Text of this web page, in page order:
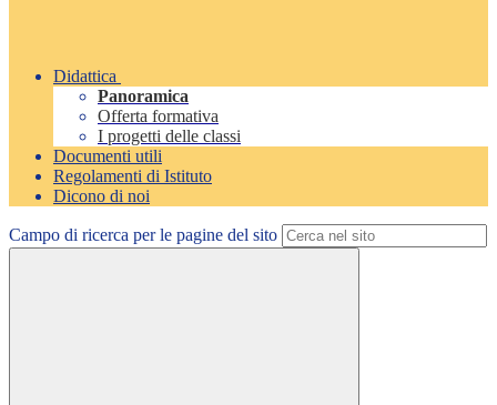
Didattica
Panoramica
Offerta formativa
I progetti delle classi
Documenti utili
Regolamenti di Istituto
Dicono di noi
Campo di ricerca per le pagine del sito